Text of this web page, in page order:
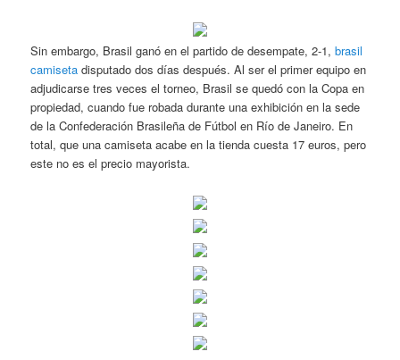
Sin embargo, Brasil ganó en el partido de desempate, 2-1,brasil
camiseta disputado dos días después. Al ser el primer equipo en
adjudicarse tres veces el torneo, Brasil se quedó con la Copa en
propiedad, cuando fue robada durante una exhibición en la sede
de la Confederación Brasileña de Fútbol en Río de Janeiro. En
total, que una camiseta acabe en la tienda cuesta 17 euros, pero
este no es el precio mayorista.